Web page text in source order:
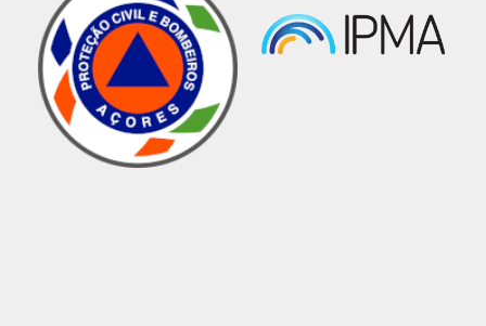
O Serviço Regional de Proteção Civil, IP-RAM,
dando cumprimento a uma das missões que lhe
foram atribuídas e que consiste em desenvolver
ações pedagógicas e informativas de
sensibilização para a população, recebeu no
passado dia 16 de agosto de 2023, os jovens do
ATL da Garouta do Calhau.